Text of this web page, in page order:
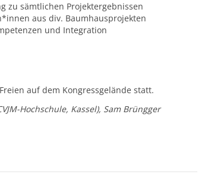
zu sämtlichen Projektergebnissen
aus div. Baumhausprojekten
und Integration
auf dem Kongressgelände statt.
Hochschule, Kassel), Sam Brüngger